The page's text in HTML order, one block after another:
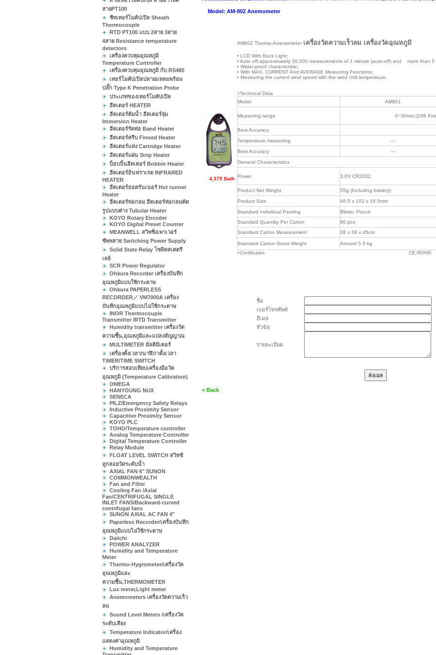
สายPT100
ชีทเทอร์โมคัปเปิล Sheath
Thermocouple
RTD PT100 แบบ 2สาย 3สาย
4สาย Resistance temperature
detectors
เครื่องควบคุมอุณหภูมิ
Temperature Controller
เครื่องควบคุมอุณหภูมิ กับ RS485
เทอร์โมคัปเปิลปลายแหลมพร้อม
ปลั๊ก Type K Penetration Probe
ประเภทของเทอร์โมคัปเปิล
ฮีตเตอร์ HEATER
ฮีตเตอร์ต้มน้ำ ฮีตเตอร์จุ่ม
Immersion Heater
ฮีตเตอร์รัดท่อ Band Heater
ฮีตเตอร์ครีบ Finned Heater
ฮีตเตอร์แท่ง Cartridge Heater
ฮีตเตอร์แผ่น Strip Heater
บ็อบบิ้นฮีตเตอร์ Bobbin Heater
ฮีตเตอร์อินฟราเรด INFRARED
HEATER
ฮีตเตอร์ฮอตรันเนอร์ Hot runner
Heater
ฮีตเตอร์ท่อกลม ฮีตเตอร์ท่อกลมดัด
รูปแบบต่าง Tubular Heater
KOYO Rotary Encoder
KOYO Digital Preset Counter
MEANWELL สวิทชิ่งเพาเวอร์
ซัพพลาย Switching Power Supply
Solid State Relay โซลิดสเตตรี
เลย์
SCR Power Regulator
Ohkura Recorder เครื่องบันทึก
อุณหภูมิแบบใช้กระดาษ
Ohkura PAPERLESS
RECORDER／ VM7000A เครื่อง
บันทึกอุณหภูมิแบบไม่ใช้กระดาษ
INOR Thermocouple
Transmitter /RTD Transmitter
Humidity transmitter เครื่องวัด
ความชื้น,อุณหภูมิและแปลงสัญญาณ
MULTIMETER มัลติมิเตอร์
เครื่องตั้งเวลา/นาฬิกาตั้งเวลา
TIMER/TIME SWITCH
บริการสอบเทียบเครื่องมือวัด
อุณหภูมิ (Temperature Calibration)
OMEGA
HANYOUNG NUX
SENECA
PILZ/Emergency Safety Relays
Inductive Proximity Sensor
Capacitive Proximity Sensor
KOYO PLC
TOHO/Temperature controller
Analog Temperature Controller
Digital Temperature Controller
Relay Module
FLOAT LEVEL SWITCH สวิทช์
ลูกลอยวัดระดับน้ำ
AXIAL FAN 6" SUNON
COMMONWEALTH
Fan and Filter
Cooling Fan /Axial
Fan/CENTRIFUGAL SINGLE
INLET FANS/Backward-curved
centrifugal fans
SUNON AXIAL AC FAN 4"
Paperless Recorder/เครื่องบันทึก
อุณหภูมิแบบไม่ใช้กระดาษ
Daiichi
POWER ANALYZER
Humidity and Temperature
Meter
Thermo-Hygrometer/เครื่องวัด
อุณหภูมิและ
ความชื้น,THERMOMETER
Lux meter,Light meter
Anemometers เครื่องวัดความเร็ว
ลม
Sound Level Meters /เครื่องวัด
ระดับเสียง
Temperature Indicator/เครื่อง
แสดงค่าอุณหภูมิ
Humidity and Temperature
Model: AM-802 Anemometer
4,375 Bath
AM802 Thermo-Anemometer เครื่องวัดความเร็วลม เครื่องวัดอุณหภูมิ
• LCD With Back Light;
• Auto off,approximately 30,000 measurements of 1 minute (auto-off) and more than 5
• Water-proof characteristic;
• With MAX, CURRENT And AVERAGE Measuring Functions;
• Measuring the current wind speed with the wind chill temperature.
>Technical Data
Model
AM801
Measuring range 0~30m/s;(108
Best Accuracy
Temperature measuring
---
Best Accuracy
---
General Characteristics
Power 3.0V CR2032
Product Net Weight
55g (Including battery)
Product Size
46.5 x 102 x 16.5mm
Standard Individual Packing
Blister, Pouch
Standard Quantity Per Carton
80 pcs
Standard Carton Measurement
38 x 38 x 45cm
Standard Carton Gross Weight
Around 5.5 kg
>Certificates CE,ROHS
ชื่อ
เบอร์โทรศัพท์
อีเมล
หัวข้อ
รายละเอียด
« Back